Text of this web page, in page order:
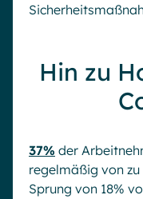
Hin zu
37% der
regelmäßig von
Sprung von 18%